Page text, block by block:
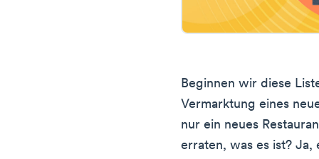
Beginnen wir diese
Vermarktung eines
nur ein neues
erraten, was es ist? Ja,